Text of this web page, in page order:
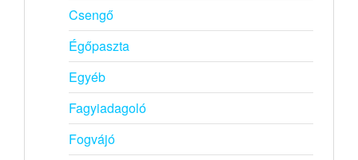
Csengő
Égőpaszta
Egyéb
Fagyiadagoló
Fogvájó